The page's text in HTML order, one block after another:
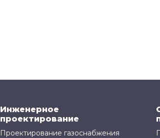
Инженерное
проектирование
Проектирование газоснабжения